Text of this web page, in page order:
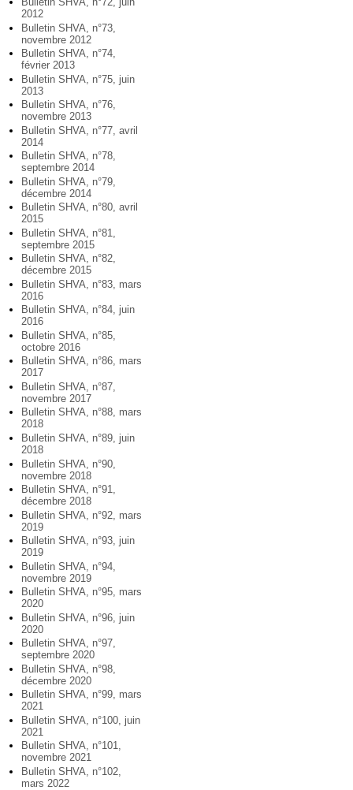
2012
Bulletin SHVA, n°73,
novembre 2012
Bulletin SHVA, n°74,
février 2013
Bulletin SHVA, n°75, juin
2013
Bulletin SHVA, n°76,
novembre 2013
Bulletin SHVA, n°77, avril
2014
Bulletin SHVA, n°78,
septembre 2014
Bulletin SHVA, n°79,
décembre 2014
Bulletin SHVA, n°80, avril
2015
Bulletin SHVA, n°81,
septembre 2015
Bulletin SHVA, n°82,
décembre 2015
Bulletin SHVA, n°83, mars
2016
Bulletin SHVA, n°84, juin
2016
Bulletin SHVA, n°85,
octobre 2016
Bulletin SHVA, n°86, mars
2017
Bulletin SHVA, n°87,
novembre 2017
Bulletin SHVA, n°88, mars
2018
Bulletin SHVA, n°89, juin
2018
Bulletin SHVA, n°90,
novembre 2018
Bulletin SHVA, n°91,
décembre 2018
Bulletin SHVA, n°92, mars
2019
Bulletin SHVA, n°93, juin
2019
Bulletin SHVA, n°94,
novembre 2019
Bulletin SHVA, n°95, mars
2020
Bulletin SHVA, n°96, juin
2020
Bulletin SHVA, n°97,
septembre 2020
Bulletin SHVA, n°98,
décembre 2020
Bulletin SHVA, n°99, mars
2021
Bulletin SHVA, n°100, juin
2021
Bulletin SHVA, n°101,
novembre 2021
Bulletin SHVA, n°102,
mars 2022